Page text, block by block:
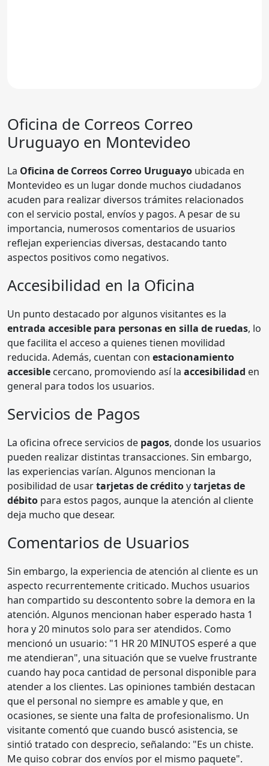
Oficina de Correos Correo
Uruguayo en Montevideo
La Oficina de Correos Correo Uruguayo ubicada en
Montevideo es un lugar donde muchos ciudadanos
acuden para realizar diversos trámites relacionados
con el servicio postal, envíos y pagos. A pesar de su
importancia, numerosos comentarios de usuarios
reflejan experiencias diversas, destacando tanto
aspectos positivos como negativos.
Accesibilidad en la Oficina
Un punto destacado por algunos visitantes es la
entrada accesible para personas en silla de ruedas, lo
que facilita el acceso a quienes tienen movilidad
reducida. Además, cuentan con estacionamiento
accesible cercano, promoviendo así la accesibilidad en
general para todos los usuarios.
Servicios de Pagos
La oficina ofrece servicios de pagos, donde los usuarios
pueden realizar distintas transacciones. Sin embargo,
las experiencias varían. Algunos mencionan la
posibilidad de usartarjetas de créditoytarjetas de
débito para estos pagos, aunque la atención al cliente
deja mucho que desear.
Comentarios de Usuarios
Sin embargo, la experiencia de atención al cliente es un
aspecto recurrentemente criticado. Muchos usuarios
han compartido su descontento sobre la demora en la
atención. Algunos mencionan haber esperado hasta 1
hora y 20 minutos solo para ser atendidos. Como
mencionó un usuario: "1 HR 20 MINUTOS esperé a que
me atendieran", una situación que se vuelve frustrante
cuando hay poca cantidad de personal disponible para
atender a los clientes. Las opiniones también destacan
que el personal no siempre es amable y que, en
ocasiones, se siente una falta de profesionalismo. Un
visitante comentó que cuando buscó asistencia, se
sintió tratado con desprecio, señalando: "Es un chiste.
Me quiso cobrar dos envíos por el mismo paquete".